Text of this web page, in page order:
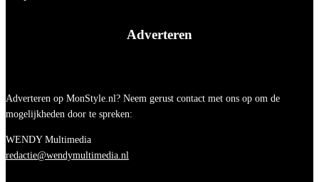
Adverteren
Adverteren op MonStyle.nl? Neem gerust contact met ons op om de
mogelijkheden door te spreken:
WENDY Multimedia
redactie@wendymultimedia.nl